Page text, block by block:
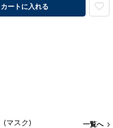
カートに入れる
(マスク) 一覧へ